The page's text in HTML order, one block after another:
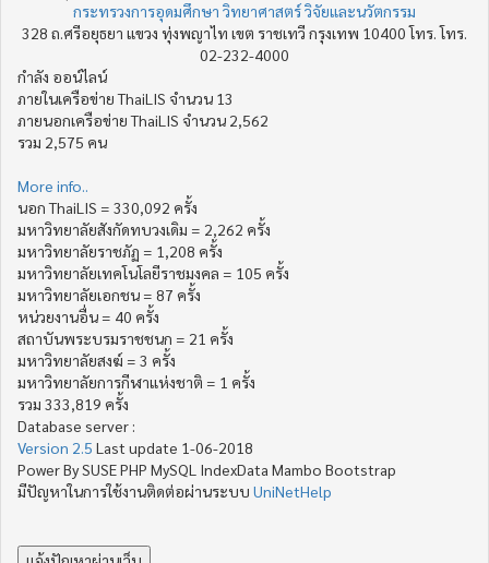
กระทรวงการอุดมศึกษา วิทยาศาสตร์ วิจัยและนวัตกรรม
328 ถ.ศรีอยุธยา แขวง ทุ่งพญาไท เขต ราชเทวี กรุงเทพ 10400 โทร. โทร.
02-232-4000
กำลัง ออน์ไลน์
ภายในเครือข่าย ThaiLIS จำนวน 13
ภายนอกเครือข่าย ThaiLIS จำนวน 2,562
รวม 2,575 คน
More info..
นอก ThaiLIS = 330,092 ครั้ง
มหาวิทยาลัยสังกัดทบวงเดิม = 2,262 ครั้ง
มหาวิทยาลัยราชภัฏ = 1,208 ครั้ง
มหาวิทยาลัยเทคโนโลยีราชมงคล = 105 ครั้ง
มหาวิทยาลัยเอกชน = 87 ครั้ง
หน่วยงานอื่น = 40 ครั้ง
สถาบันพระบรมราชชนก = 21 ครั้ง
มหาวิทยาลัยสงฆ์ = 3 ครั้ง
มหาวิทยาลัยการกีฬาแห่งชาติ = 1 ครั้ง
รวม 333,819 ครั้ง
Database server :
Version 2.5 Last update 1-06-2018
Power By SUSE PHP MySQL IndexData Mambo Bootstrap
มีปัญหาในการใช้งานติดต่อผ่านระบบ UniNetHelp